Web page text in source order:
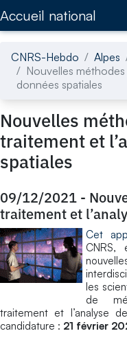
Accueil national
CNRS-Hebdo Alpes
Nouvelles
données spatiales
Nouvelles
traitement et
spatiales
09/12/2021 -
traitement et
Cet
les
de
traitement et l’analyse
candidature : 21 février